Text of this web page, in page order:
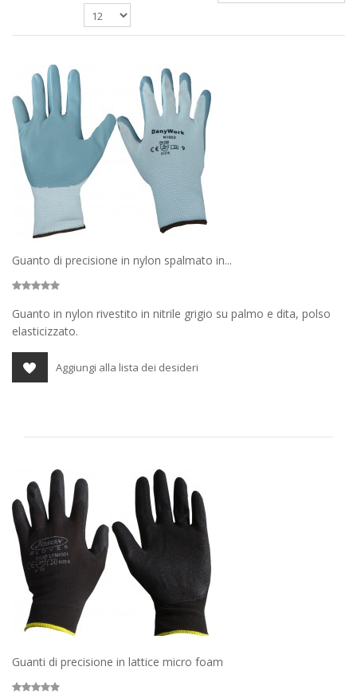
Guanto di precisione in nylon spalmato in...
Guanto in nylon rivestito in nitrile grigio su palmo e dita, polso
elasticizzato.
Aggiungi alla lista dei desideri
Guanti di precisione in lattice micro foam